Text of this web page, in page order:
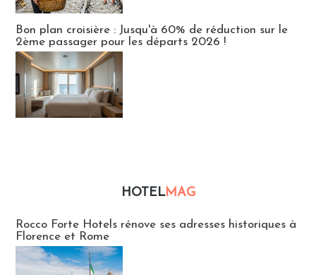
Bon plan croisière : Jusqu'à 60% de réduction sur le
2ème passager pour les départs 2026 !
HOTELMAG
Rocco Forte Hotels rénove ses adresses historiques à
Florence et Rome